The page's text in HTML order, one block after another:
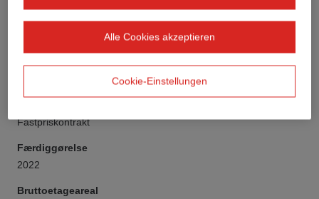
Kunde
STRABAG Real Estate
Fastpriskontrakt
Færdiggørelse
2022
Bruttoetageareal
Alle Cookies akzeptieren
Cookie-Einstellungen